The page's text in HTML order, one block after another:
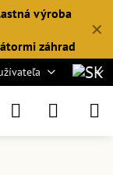
✕
výroba
záhrad